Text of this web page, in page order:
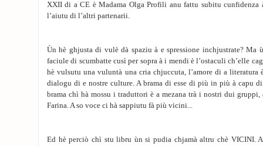
XXII di a CE è Madama Olga Profili anu fattu subitu cunfidenza
l’aiutu di l’altri partenarii.
Ùn hè ghjusta di vulè dà spaziu à e spressione inchjustrate? Ma
faciule di scumbatte cusì per sopra à i mendi è l’ostaculi ch’elle
hè vulsutu una vuluntà una cria chjuccuta, l’amore di a literatura
dialogu di e nostre culture. A brama di esse di più in più à capu
brama chì hà mossu i traduttori è a mezana trà i nostri dui gruppi,
Farina. A so voce ci hà sappiutu fà più vicini...
Ed hè perciò chì stu libru ùn si pudia chjamà altru chè VICINI.